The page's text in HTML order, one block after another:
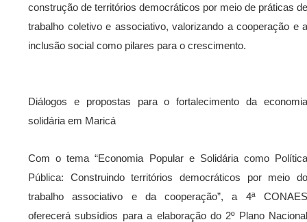
construção de territórios democráticos por meio de práticas de
trabalho coletivo e associativo, valorizando a cooperação e a
inclusão social como pilares para o crescimento.
Diálogos e propostas para o fortalecimento da economia
solidária em Maricá
Com o tema “Economia Popular e Solidária como Política
Pública: Construindo territórios democráticos por meio do
trabalho associativo e da cooperação”, a 4ª CONAES
oferecerá subsídios para a elaboração do 2º Plano Nacional